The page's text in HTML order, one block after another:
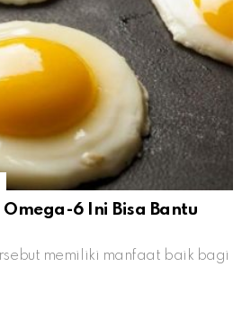
6 Ini Bisa Bantu
memiliki manfaat baik bagi